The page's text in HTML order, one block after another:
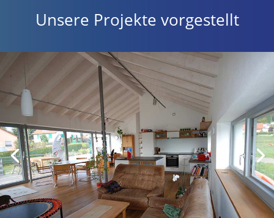
Unsere Projekte vorgestellt